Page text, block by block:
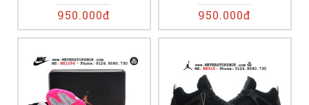
950.000đ 950.000đ